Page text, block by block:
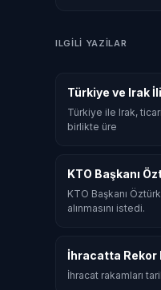
ILGILI YAZILAR
Türkiye ve Irak
Türkiye ile Irak,
birlikte üre
KTO Başkanı
KTO Başkanı
alınmasını istedi.
İhracatta Rekor
İhracat rakamları